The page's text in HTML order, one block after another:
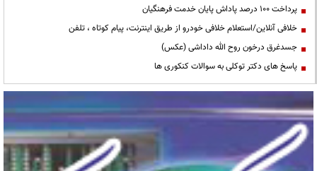
پرداخت ۱۰۰ درصد پاداش پایان خدمت فرهنگیان
خلافی آنلاین/استعلام خلافی خودرو از طریق اینترنت، پیام کوتاه ، تلفن
جسدغرق درخون روح الله داداشی (عکس)
پاسخ های دکتر توکلی به سوالات کنکوری ها